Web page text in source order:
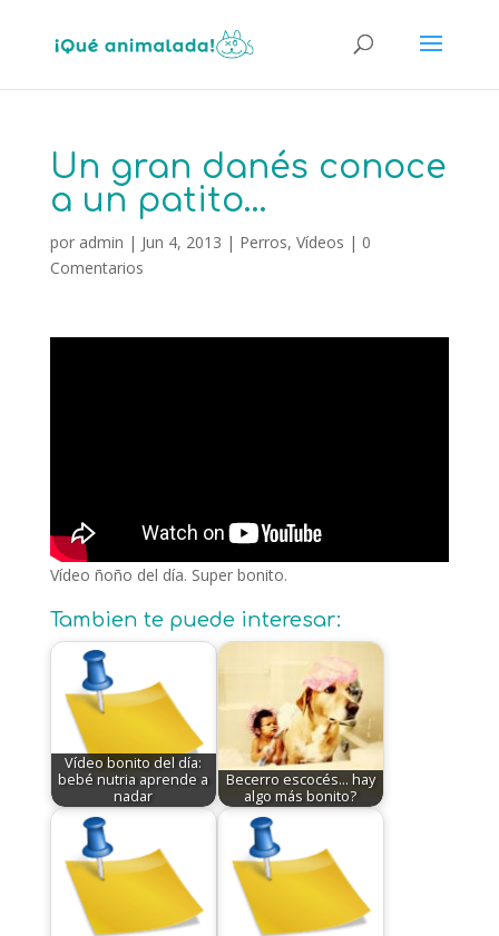
Un gran danés conoce
a un patito…
por admin | Jun 4, 2013 | Perros, Vídeos | 0
Comentarios
Vídeo ñoño del día. Super bonito.
Tambien te puede interesar:
Vídeo bonito del día:
bebé nutria aprende a
nadar
Becerro escocés... hay
algo más bonito?